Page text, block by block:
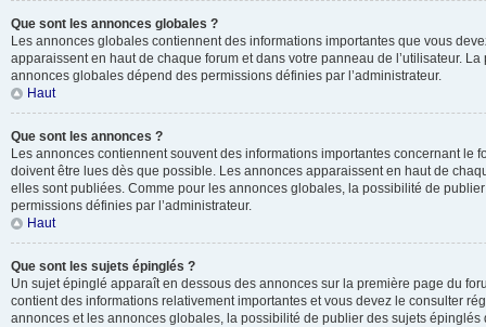
Que sont les annonces globales ?
Les annonces globales contiennent des informations importantes que vous
apparaissent en haut de chaque forum et dans votre panneau de l’utilisateur.
annonces globales dépend des permissions définies par l’administrateur.
Haut
Que sont les annonces ?
Les annonces contiennent souvent des informations importantes concernant le
doivent être lues dès que possible. Les annonces apparaissent en haut de
elles sont publiées. Comme pour les annonces globales, la possibilité de
permissions définies par l’administrateur.
Haut
Que sont les sujets épinglés ?
Un sujet épinglé apparaît en dessous des annonces sur la première page du
contient des informations relativement importantes et vous devez le consulter
annonces et les annonces globales, la possibilité de publier des sujets